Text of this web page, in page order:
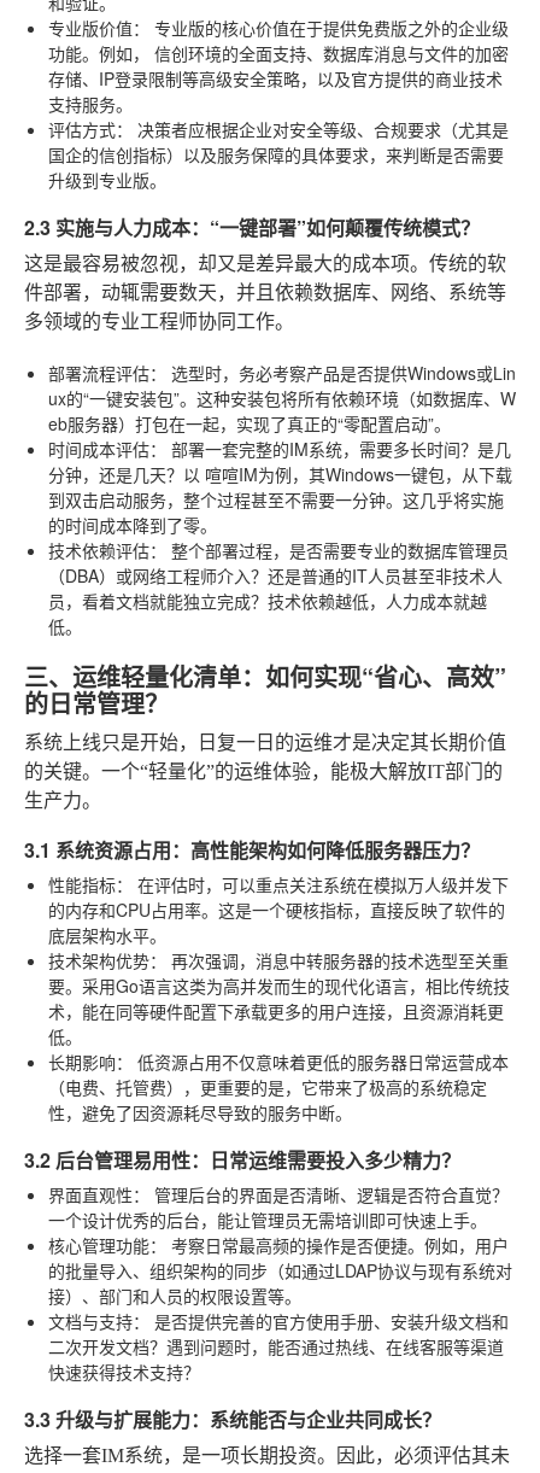
专业版价值：
专业版的核心价值在于提供免费版之外的企业级
功能。例如， 信创环境的全面支持、数据库消息与文件的加密
存储、IP登录限制等高级安全策略，以及官方提供的商业技术
支持服务。
评估方式：
决策者应根据企业对安全等级、合规要求（尤其是
国企的信创指标）以及服务保障的具体要求，来判断是否需要
升级到专业版。
2.3 实施与人力成本：“一键部署”如何颠覆传统模式？
这是最容易被忽视，却又是差异最大的成本项。传统的软
件部署，动辄需要数天，并且依赖数据库、网络、系统等
多领域的专业工程师协同工作。
部署流程评估：
选型时，务必考察产品是否提供Windows或Lin
ux的“一键安装包”。这种安装包将所有依赖环境（如数据库、W
eb服务器）打包在一起，实现了真正的“零配置启动”。
时间成本评估：
部署一套完整的IM系统，需要多长时间？是几
分钟，还是几天？以 喧喧IM为例，其Windows一键包，从下载
到双击启动服务，整个过程甚至不需要一分钟。这几乎将实施
的时间成本降到了零。
技术依赖评估：
整个部署过程，是否需要专业的数据库管理员
（DBA）或网络工程师介入？还是普通的IT人员甚至非技术人
员，看着文档就能独立完成？技术依赖越低，人力成本就越
低。
三、运维轻量化清单：如何实现“省心、高效”
的日常管理？
系统上线只是开始，日复一日的运维才是决定其长期价值
的关键。一个“轻量化”的运维体验，能极大解放IT部门的
生产力。
3.1 系统资源占用：高性能架构如何降低服务器压力？
性能指标：
在评估时，可以重点关注系统在模拟万人级并发下
的内存和CPU占用率。这是一个硬核指标，直接反映了软件的
底层架构水平。
技术架构优势：
再次强调，消息中转服务器的技术选型至关重
要。采用Go语言这类为高并发而生的现代化语言，相比传统技
术，能在同等硬件配置下承载更多的用户连接，且资源消耗更
低。
长期影响：
低资源占用不仅意味着更低的服务器日常运营成本
（电费、托管费），更重要的是，它带来了极高的系统稳定
性，避免了因资源耗尽导致的服务中断。
3.2 后台管理易用性：日常运维需要投入多少精力？
界面直观性：
管理后台的界面是否清晰、逻辑是否符合直觉？
一个设计优秀的后台，能让管理员无需培训即可快速上手。
核心管理功能：
考察日常最高频的操作是否便捷。例如，用户
的批量导入、组织架构的同步（如通过LDAP协议与现有系统对
接）、部门和人员的权限设置等。
文档与支持：
是否提供完善的官方使用手册、安装升级文档和
二次开发文档？遇到问题时，能否通过热线、在线客服等渠道
快速获得技术支持？
3.3 升级与扩展能力：系统能否与企业共同成长？
选择一套IM系统，是一项长期投资。因此，必须评估其未